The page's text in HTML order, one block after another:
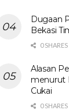
Dugaan
Bekasi
0 SHARES
Alasan
menurut
Cukai
0 SHARES